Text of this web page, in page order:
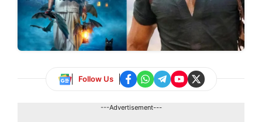
Follow Us
---Advertisement---